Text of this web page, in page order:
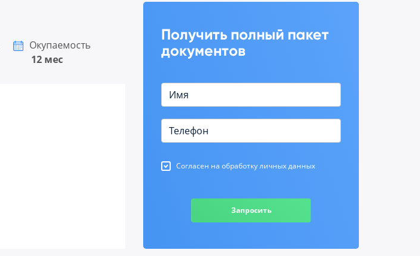
Окупаемость
12 мес
Получить полный пакет
документов
Согласен на обработку личных данных
Запросить